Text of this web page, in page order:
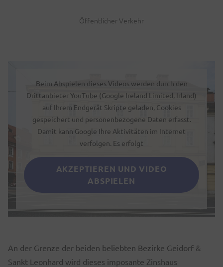
Öffentlicher Verkehr
Beim Abspielen dieses Videos werden durch den
Drittanbieter YouTube (Google Ireland Limited, Irland)
auf Ihrem Endgerät Skripte geladen, Cookies
gespeichert und personenbezogene Daten erfasst.
Damit kann Google Ihre Aktivitäten im Internet
verfolgen. Es erfolgt
AKZEPTIEREN UND VIDEO
ABSPIELEN
An der Grenze der beiden beliebten Bezirke Geidorf &
Sankt Leonhard wird dieses imposante Zinshaus